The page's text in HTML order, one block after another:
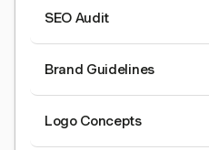
SEO Audit
Brand Guidelines
Logo Concepts